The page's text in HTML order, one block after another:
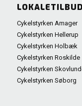
LOKALETILBUD
Cykelstyrken Amager
Cykelstyrken Hellerup
Cykelstyrken Holbæk
Cykelstyrken Roskilde
Cykelstyrken
Cykelstyrken Søborg